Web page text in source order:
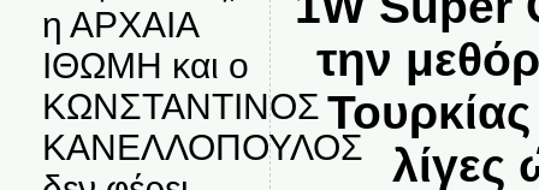
η ΑΡΧΑΙΑ
ΙΘΩΜΗ και ο
ΚΩΝΣΤΑΝΤΙΝΟΣ
ΚΑΝΕΛΛΟΠΟΥΛΟΣ
την